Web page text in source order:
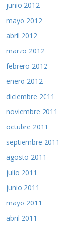
junio 2012
mayo 2012
abril 2012
marzo 2012
febrero 2012
enero 2012
diciembre 2011
noviembre 2011
octubre 2011
septiembre 2011
agosto 2011
julio 2011
junio 2011
mayo 2011
abril 2011